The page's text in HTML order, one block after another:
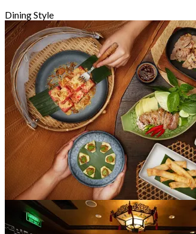
Dining Style
休閒餐飲
121 分店